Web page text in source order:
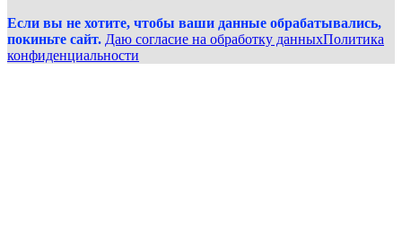
Если вы не хотите, чтобы ваши данные обрабатывались,
покиньте сайт. Даю согласие на обработку данныхПолитика
конфиденциальности